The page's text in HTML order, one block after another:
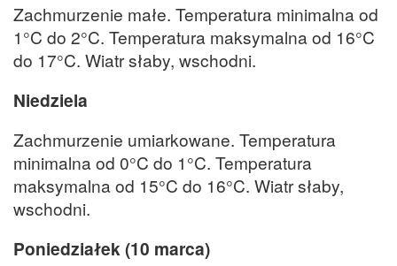
Zachmurzenie małe. Temperatura minimalna od
1°C do 2°C. Temperatura maksymalna od 16°C
do 17°C. Wiatr słaby, wschodni.
Niedziela
Zachmurzenie umiarkowane. Temperatura
minimalna od 0°C do 1°C. Temperatura
maksymalna od 15°C do 16°C. Wiatr słaby,
wschodni.
Poniedziałek (10 marca)